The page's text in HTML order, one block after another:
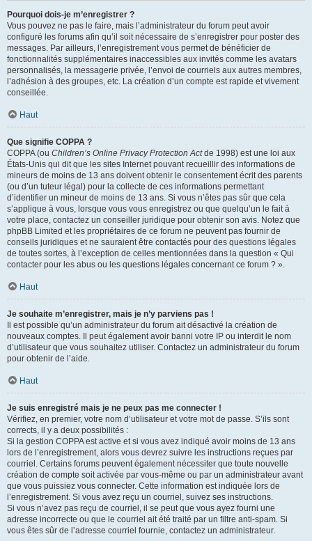
Pourquoi dois-je m’enregistrer ?
Vous pouvez ne pas le faire, mais l’administrateur du forum peut avoir
configuré les forums afin qu’il soit nécessaire de s’enregistrer pour poster des
messages. Par ailleurs, l’enregistrement vous permet de bénéficier de
fonctionnalités supplémentaires inaccessibles aux invités comme les avatars
personnalisés, la messagerie privée, l’envoi de courriels aux autres membres,
l’adhésion à des groupes, etc. La création d’un compte est rapide et vivement
conseillée.
Haut
Que signifie COPPA ?
COPPA (ou Children’s Online Privacy Protection Actde 1998) est une loi aux
États-Unis qui dit que les sites Internet pouvant recueillir des informations de
mineurs de moins de 13 ans doivent obtenir le consentement écrit des parents
(ou d’un tuteur légal) pour la collecte de ces informations permettant
d’identifier un mineur de moins de 13 ans. Si vous n’êtes pas sûr que cela
s’applique à vous, lorsque vous vous enregistrez ou que quelqu’un le fait à
votre place, contactez un conseiller juridique pour obtenir son avis. Notez que
phpBB Limited et les propriétaires de ce forum ne peuvent pas fournir de
conseils juridiques et ne sauraient être contactés pour des questions légales
de toutes sortes, à l’exception de celles mentionnées dans la question « Qui
contacter pour les abus ou les questions légales concernant ce forum ? ».
Haut
Je souhaite m’enregistrer, mais je n’y parviens pas !
Il est possible qu’un administrateur du forum ait désactivé la création de
nouveaux comptes. Il peut également avoir banni votre IP ou interdit le nom
d’utilisateur que vous souhaitez utiliser. Contactez un administrateur du forum
pour obtenir de l’aide.
Haut
Je suis enregistré mais je ne peux pas me connecter !
Vérifiez, en premier, votre nom d’utilisateur et votre mot de passe. S’ils sont
corrects, il y a deux possibilités :
Si la gestion COPPA est active et si vous avez indiqué avoir moins de 13 ans
lors de l’enregistrement, alors vous devrez suivre les instructions reçues par
courriel. Certains forums peuvent également nécessiter que toute nouvelle
création de compte soit activée par vous-même ou par un administrateur avant
que vous puissiez vous connecter. Cette information est indiquée lors de
l’enregistrement. Si vous avez reçu un courriel, suivez ses instructions.
Si vous n’avez pas reçu de courriel, il se peut que vous ayez fourni une
adresse incorrecte ou que le courriel ait été traité par un filtre anti-spam. Si
vous êtes sûr de l’adresse courriel fournie, contactez un administrateur.